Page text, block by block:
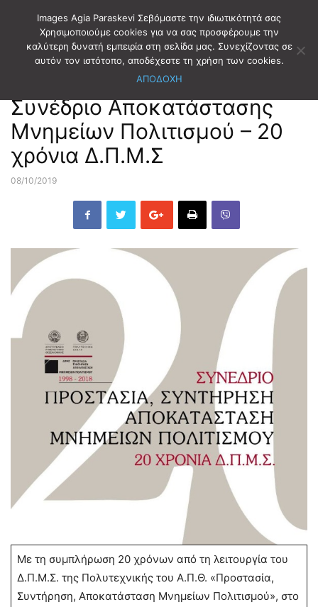
Αρχική ΕΙΔΗΣΕΙΣ ΕΛΛΑΔΑ-ΚΟΣΜΟΣ
Συνέδριο Αποκατάστασης
Μνημείων Πολιτισμού – 20
χρόνια Δ.Π.Μ.Σ
08/10/2019
Με τη συμπλήρωση 20 χρόνων από τη λειτουργία του
Δ.Π.Μ.Σ. της Πολυτεχνικής του Α.Π.Θ. «Προστασία,
Συντήρηση, Αποκατάσταση Μνημείων Πολιτισμού», στο
Images Agia Paraskevi Σεβόμαστε την ιδιωτικότητά σας
Χρησιμοποιούμε cookies για να σας προσφέρουμε την
καλύτερη δυνατή εμπειρία στη σελίδα μας. Συνεχίζοντας σε
αυτόν τον ιστότοπο, αποδέχεστε τη χρήση των cookies.
ΑΠΟΔΟΧΗ